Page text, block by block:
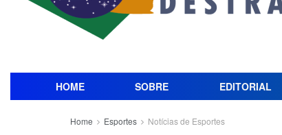
HOME SOBRE EDITORIAL
Home Esportes Notícias de Esportes